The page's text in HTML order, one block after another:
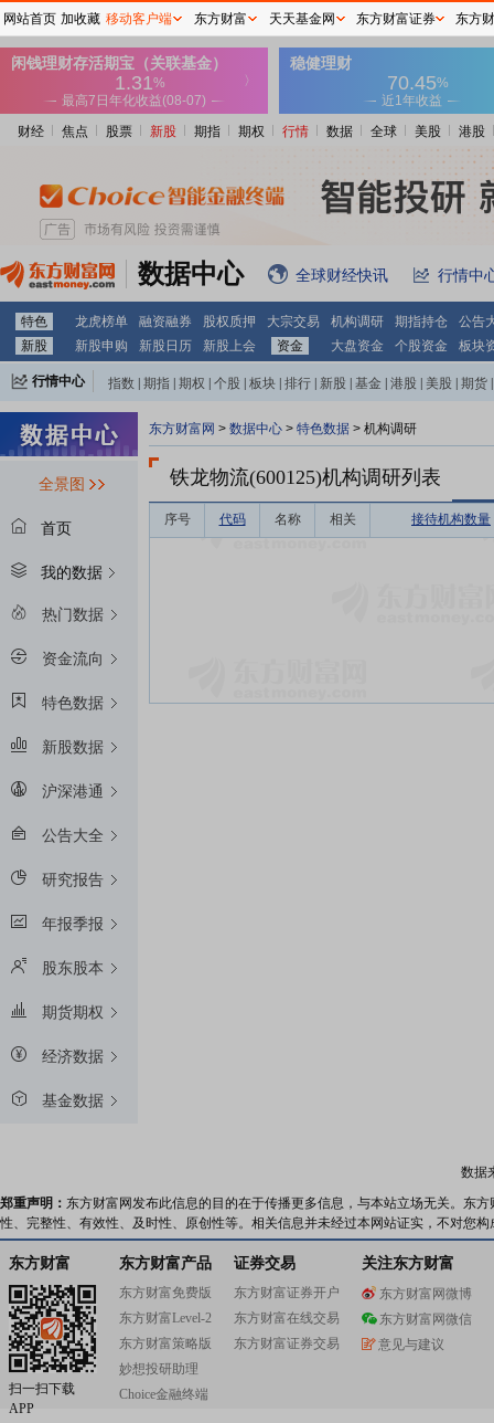
财经 焦点 股票 新股 期指 期权 行情 数据 全球 美股 港股
数据中心 全球财经快讯 行情中
特色 龙虎榜单 融资融券 股权质押 大宗交易 机构调研 期指持仓
公告
新股
新股申购 新股日历 新股上会 资金 大盘资金 个股资金 板块
行情中心 指数 期指 期权 个股 板块 排行 新股 基金 港股 美股 期货
全景图
首页
我的数据
热门数据
资金流向
特色数据
新股数据
沪深港通
公告大全
研究报告
年报季报
股东股本
期货期权
经济数据
基金数据
东方财富网 > 数据中心 > 特色数据 > 机构调研
铁龙物流(600125)机构调研列表
序号 代码 名称 相关 接待机构数量
数据
郑重声明： 东方财富网发布此信息的目的在于传播更多信息，与本站立场无关。东
性、完整性、有效性、及时性、原创性等。相关信息并未经过本网站证实，不对您
东方财富
扫一扫下载
APP
东方财富产品
东方财富免费版
东方财富Level-2
东方财富策略版
妙想投研助理
Choice金融终端
证券交易
东方财富证券开户
东方财富在线交易
东方财富证券交易
关注东方财富
东方财富网微博
东方财富网微信
意见与建议
网站首页 加收藏 移动客户端 东方财富 天天基金网 东方财富证券 东方